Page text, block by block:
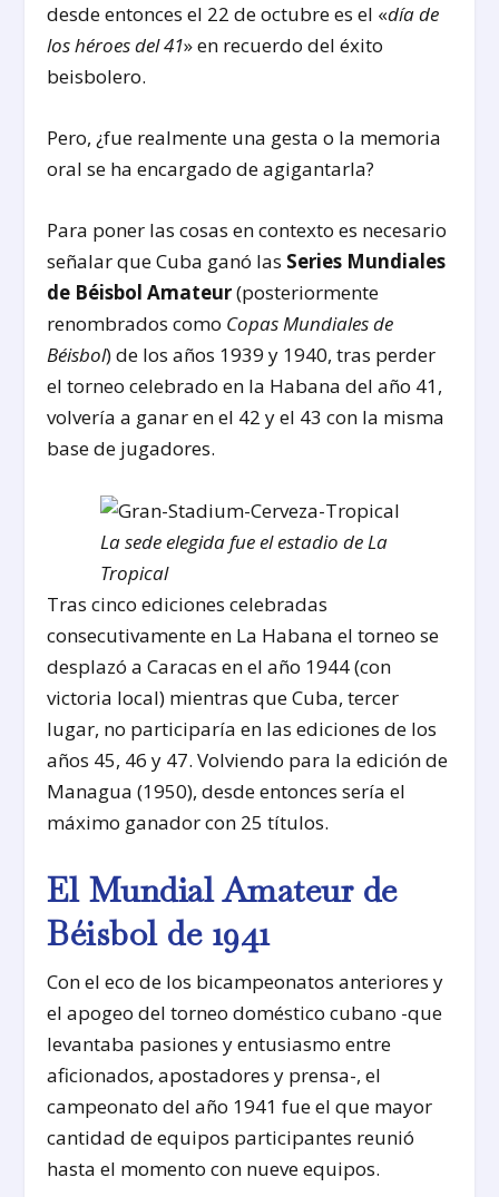
desde entonces el 22 de octubre es el «día de
los héroes del 41» en recuerdo del éxito
beisbolero.
Pero, ¿fue realmente una gesta o la memoria
oral se ha encargado de agigantarla?
Para poner las cosas en contexto es necesario
señalar que Cuba ganó las Series Mundiales
de Béisbol Amateur(posteriormente
renombrados como Copas Mundiales de
Béisbol) de los años 1939 y 1940, tras perder
el torneo celebrado en la Habana del año 41,
volvería a ganar en el 42 y el 43 con la misma
base de jugadores.
La sede elegida fue el estadio de La
Tropical
Tras cinco ediciones celebradas
consecutivamente en La Habana el torneo se
desplazó a Caracas en el año 1944 (con
victoria local) mientras que Cuba, tercer
lugar, no participaría en las ediciones de los
años 45, 46 y 47. Volviendo para la edición de
Managua (1950), desde entonces sería el
máximo ganador con 25 títulos.
El Mundial Amateur de
Béisbol de 1941
Con el eco de los bicampeonatos anteriores y
el apogeo del torneo doméstico cubano -que
levantaba pasiones y entusiasmo entre
aficionados, apostadores y prensa-, el
campeonato del año 1941 fue el que mayor
cantidad de equipos participantes reunió
hasta el momento con nueve equipos.